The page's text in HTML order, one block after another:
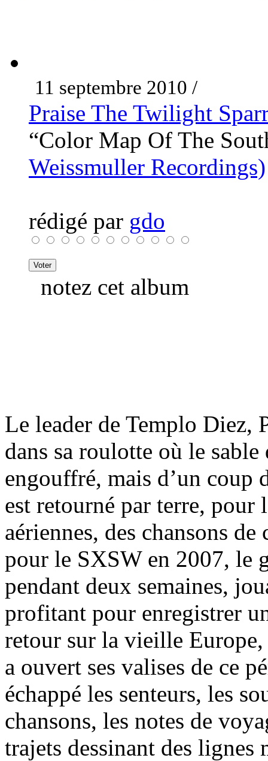
11 septembre 2010 /
Praise The Twilight
“Color Map Of The
Weissmuller Recordings)
rédigé par gdo
notez cet album
Le leader de Templo Diez,
dans sa roulotte où le sable
engouffré, mais d’un coup
est retourné par terre, pour
aériennes, des chansons
pour le SXSW en 2007, le
pendant deux semaines,
profitant pour enregistrer
retour sur la vieille
a ouvert ses valises de ce
échappé les senteurs, les
chansons, les notes de
trajets dessinant des lignes